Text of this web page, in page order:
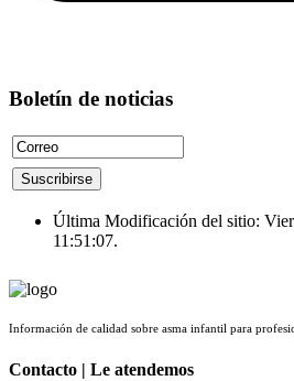
Boletín de noticias
Última Modificación del sitio:
11:51:07.
Información de calidad sobre asma infantil para
Contacto | Le atendemos